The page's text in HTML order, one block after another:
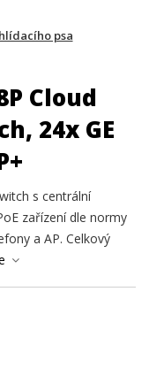
psa
Cloud
24x GE
s centrální
zařízení dle normy
a AP. Celkový